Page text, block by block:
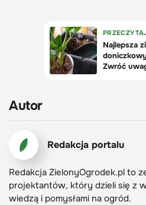
Autor
Redakcja portalu
Redakcja ZielonyOgrodek.pl to
projektantów, który dzieli się z
wiedzą i pomysłami na ogród.